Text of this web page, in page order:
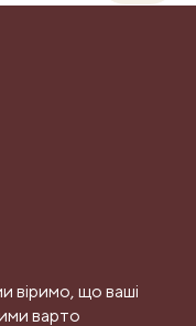
віримо, що ваші
варто